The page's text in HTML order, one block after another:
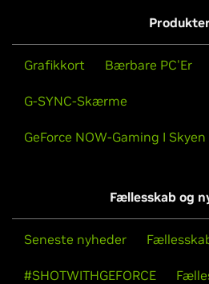
Grafikkort Bærbare PC'Er
G-SYNC-Skærme
GeForce NOW-Gaming I Skyen
Fællesskab og
Seneste nyheder
#SHOTWITHGEFORCE